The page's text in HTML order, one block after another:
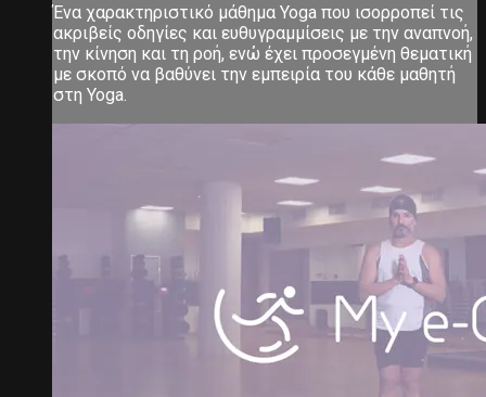
Ένα χαρακτηριστικό μάθημα Yoga που ισορροπεί τις
ακριβείς οδηγίες και ευθυγραμμίσεις με την αναπνοή,
την κίνηση και τη ροή, ενώ έχει προσεγμένη θεματική
με σκοπό να βαθύνει την εμπειρία του κάθε μαθητή
στη Yoga.